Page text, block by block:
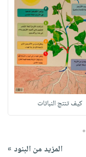
كيف تنتج النباتات
5
المزيد من البنود »